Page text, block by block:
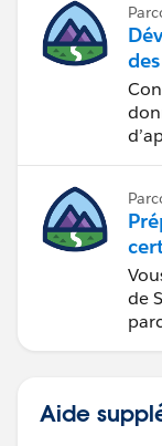
de
Aide